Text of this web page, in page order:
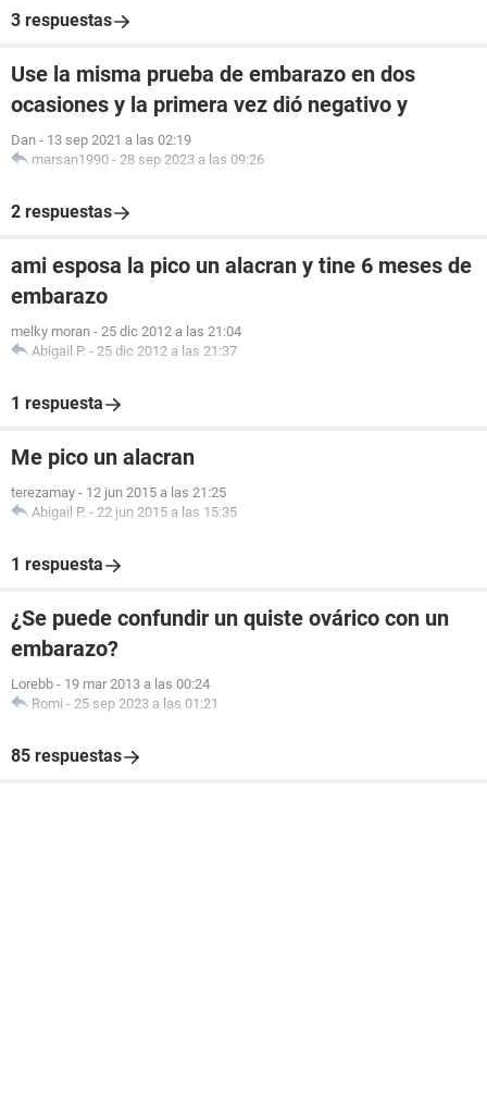
3 respuestas
Use la misma prueba de embarazo en dos
ocasiones y la primera vez dió negativo y
Dan - 13 sep 2021 a las 02:19
marsan1990 - 28 sep 2023 a las 09:26
2 respuestas
ami esposa la pico un alacran y tine 6 meses de
embarazo
melky moran - 25 dic 2012 a las 21:04
Abigail P. - 25 dic 2012 a las 21:37
1 respuesta
Me pico un alacran
terezamay - 12 jun 2015 a las 21:25
Abigail P. - 22 jun 2015 a las 15:35
1 respuesta
¿Se puede confundir un quiste ovárico con un
embarazo?
Lorebb - 19 mar 2013 a las 00:24
Romi - 25 sep 2023 a las 01:21
85 respuestas